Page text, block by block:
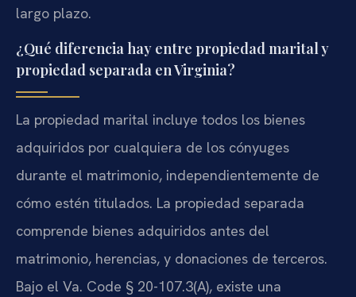
largo plazo.
¿Qué diferencia hay entre propiedad marital y
propiedad separada en Virginia?
La propiedad marital incluye todos los bienes
adquiridos por cualquiera de los cónyuges
durante el matrimonio, independientemente de
cómo estén titulados. La propiedad separada
comprende bienes adquiridos antes del
matrimonio, herencias, y donaciones de terceros.
Bajo el Va. Code § 20-107.3(A), existe una